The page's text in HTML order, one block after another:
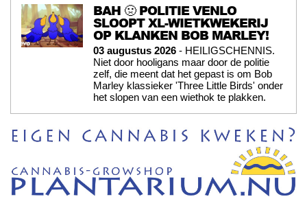
BAH 🤢 POLITIE VENLO
SLOOPT XL-WIETKWEKERIJ
OP KLANKEN BOB MARLEY!
03 augustus 2026 - HEILIGSCHENNIS.
Niet door hooligans maar door de politie
zelf, die meent dat het gepast is om Bob
Marley klassieker 'Three Little Birds' onder
het slopen van een wiethok te plakken.